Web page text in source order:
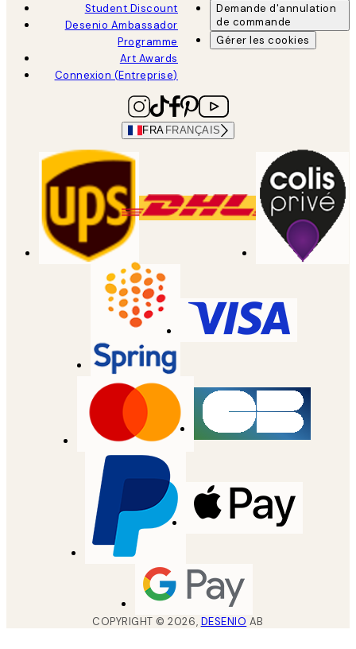
Student Discount
Desenio Ambassador
Programme
Art Awards
Connexion (Entreprise)
Demande d'annulation
de commande
Gérer les cookies
FRA FRANÇAIS
COPYRIGHT ©2026, DESENIO AB